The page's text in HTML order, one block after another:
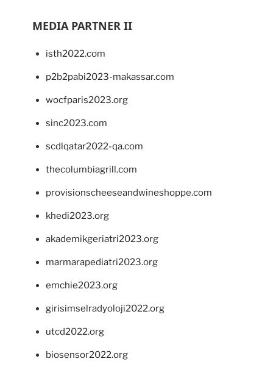
MEDIA PARTNER II
isth2022.com
p2b2pabi2023-makassar.com
wocfparis2023.org
sinc2023.com
scdlqatar2022-qa.com
thecolumbiagrill.com
provisionscheeseandwineshoppe.com
khedi2023.org
akademikgeriatri2023.org
marmarapediatri2023.org
emchie2023.org
girisimselradyoloji2022.org
utcd2022.org
biosensor2022.org